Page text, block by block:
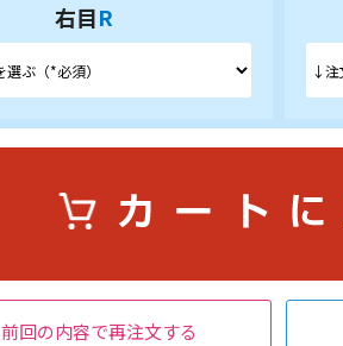
右目R
前回の内容で再注文する